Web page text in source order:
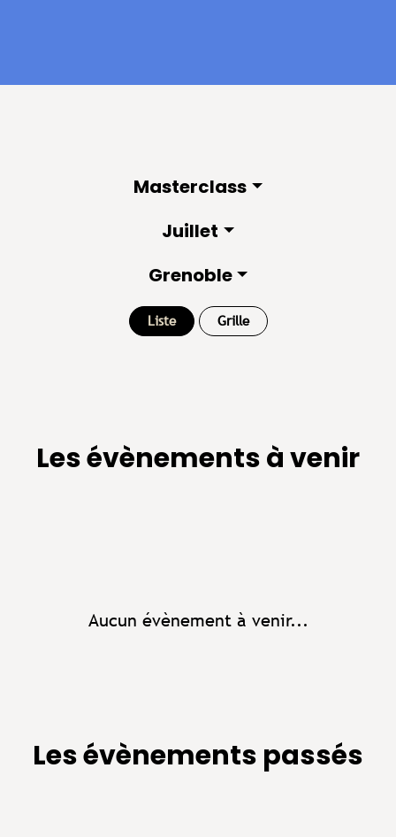
Masterclass
Juillet
Grenoble
Liste Grille
Les évènements à venir
Aucun évènement à venir...
Les évènements passés